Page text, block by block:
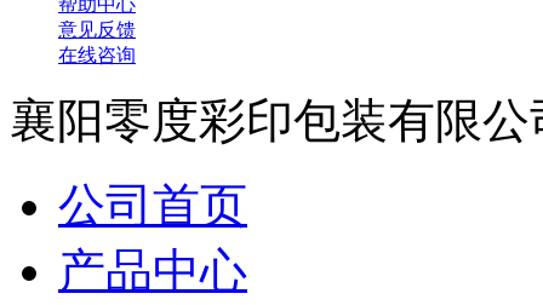
帮助中心
意见反馈
在线咨询
襄阳零度彩印包装有限公
公司首页
产品中心